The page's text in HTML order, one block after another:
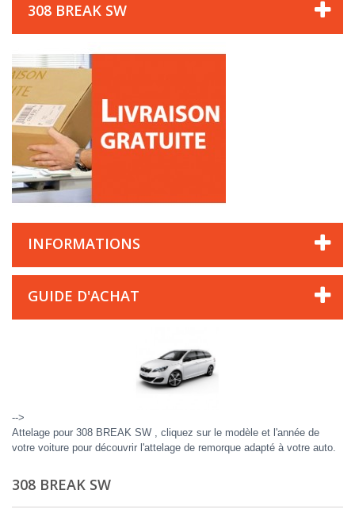
308 BREAK SW
INFORMATIONS
GUIDE D'ACHAT
-->
Attelage pour 308 BREAK SW , cliquez sur le modèle et l'année de
votre voiture pour découvrir l'attelage de remorque adapté à votre auto.
308 BREAK SW